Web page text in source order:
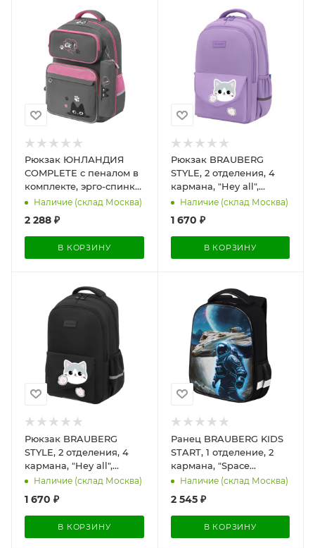
Рюкзак ЮНЛАНДИЯ
COMPLETE с пеналом в
комплекте, эрго-спинка,
"Wonder cat", 42х29х14
Наличие (склад Москва)
2 288 ₽
В КОРЗИНУ
Рюкзак BRAUBERG
STYLE, 2 отделения, 4
кармана, "Hey all",
сиреневый, 40х26х15 см,
Наличие (склад Москва)
1 670 ₽
В КОРЗИНУ
Рюкзак BRAUBERG
STYLE, 2 отделения, 4
кармана, "Hey all",
черный, 40х26х15 см,
Наличие (склад Москва)
1 670 ₽
В КОРЗИНУ
Ранец BRAUBERG KIDS
START, 1 отделение, 2
кармана, "Space
conqueror",
см, 274408
Наличие (склад Москва)
2 545₽
В КОРЗИНУ